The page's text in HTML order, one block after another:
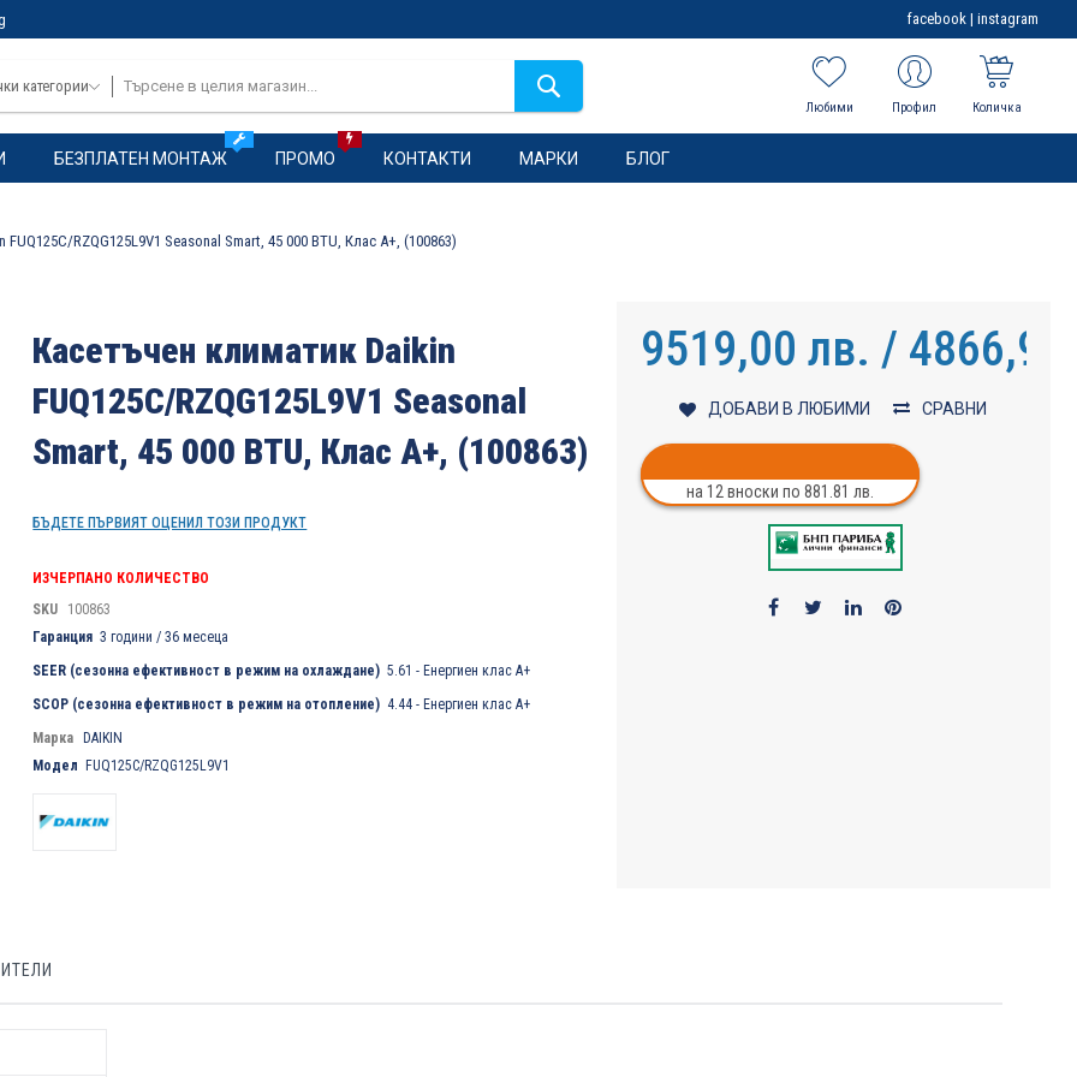
facebook | instagram
категории
Любими Профил Количка
БЕЗПЛАТЕН МОНТАЖ ПРОМО КОНТАКТИ МАРКИ БЛОГ
RZQG125L9V1 Seasonal Smart, 45 000 BTU, Клас A+, (100863)
Касетъчен климатик Daikin
FUQ125C/RZQG125L9V1 Seasonal
Smart, 45 000 BTU, Клас A+, (100863)
БЪДЕТЕ ПЪРВИЯТ ОЦЕНИЛ ТОЗИ ПРОДУКТ
ИЗЧЕРПАНО КОЛИЧЕСТВО
SKU
100863
Гаранция 3 години / 36 месеца
SEER (сезонна ефективност в режим на охлаждане) 5.61 - Енергиен клас A+
SCOP (сезонна ефективност в режим на отопление) 4.44 - Енергиен клас А+
Марка DAIKIN
Модел FUQ125C/RZQG125L9V1
9519,00 лв. / 4866,99
ДОБАВИ В ЛЮБИМИ СРАВНИ
на 12 вноски по 881.81 лв.